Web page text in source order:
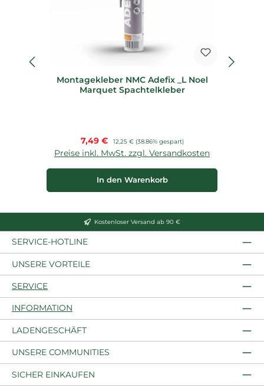
Montagekleber NMC Adefix _L Noel
Marquet Spachtelkleber
Verkaufspreis:
7,49 € Regulärer Preis:
12,25 € (38.86% gespart)
Preise inkl. MwSt. zzgl. Versandkosten
In den Warenkorb
Kostenloser Versand ab 90 €
SERVICE-HOTLINE
UNSERE VORTEILE
SERVICE
INFORMATION
LADENGESCHÄFT
UNSERE COMMUNITIES
SICHER EINKAUFEN